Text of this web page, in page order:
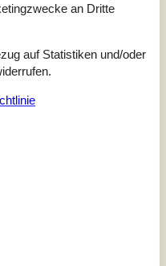
von 150 m² und
1 Haustier
Wärm...
an Dritte
auf Statistiken und/oder